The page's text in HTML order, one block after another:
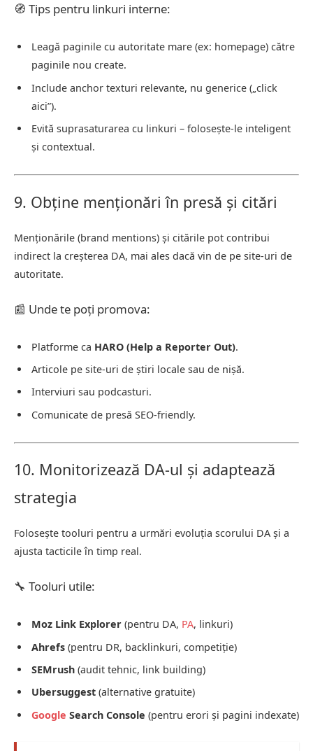
🧭 Tips pentru linkuri interne:
Leagă paginile cu autoritate mare (ex: homepage) către
paginile nou create.
Include anchor texturi relevante, nu generice („click
aici”).
Evită suprasaturarea cu linkuri – folosește-le inteligent
și contextual.
9. Obține menționări în presă și citări
Menționările (brand mentions) și citările pot contribui
indirect la creșterea DA, mai ales dacă vin de pe site-uri de
autoritate.
📰 Unde te poți promova:
Platforme ca HARO (Help a Reporter Out).
Articole pe site-uri de știri locale sau de nișă.
Interviuri sau podcasturi.
Comunicate de presă SEO-friendly.
10. Monitorizează DA-ul și adaptează
strategia
Folosește tooluri pentru a urmări evoluția scorului DA și a
ajusta tacticile în timp real.
🔧 Tooluri utile:
Moz Link Explorer (pentru DA, PA, linkuri)
Ahrefs (pentru DR, backlinkuri, competiție)
SEMrush (audit tehnic, link building)
Ubersuggest (alternative gratuite)
Google Search Console (pentru erori și pagini indexate)